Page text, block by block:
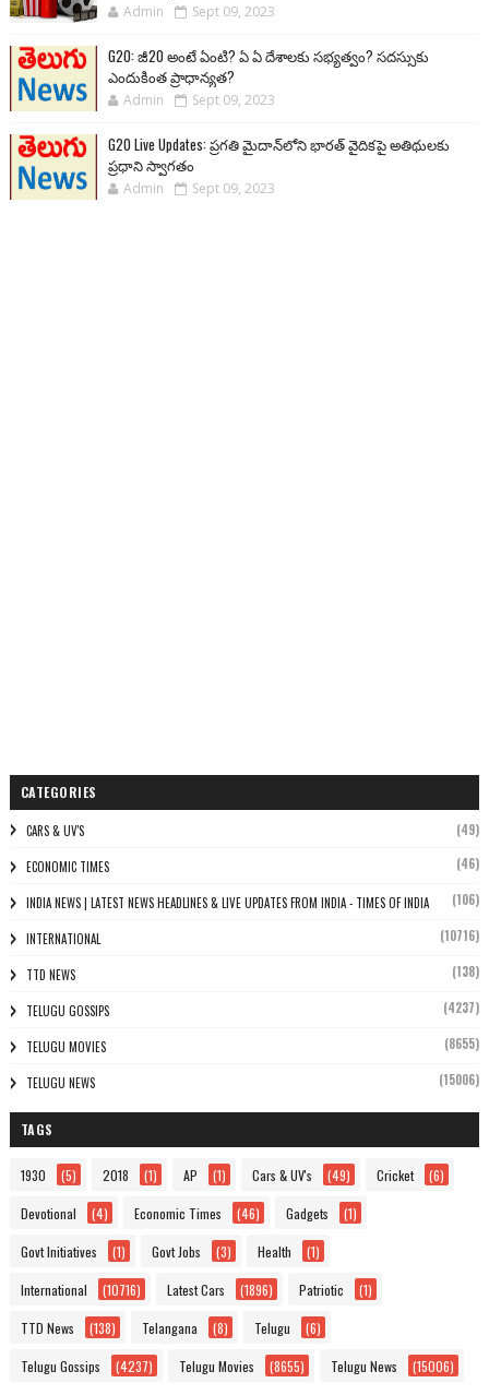
Admin Sept 09, 2023
G20: జీ20 అంటే ఏంటి? ఏ ఏ దేశాలకు సభ్యత్వం? సదస్సుకు
ఎందుకింత ప్రాధాన్యత?
Admin Sept 09, 2023
G20 Live Updates: ప్రగతి మైదాన్‌లోని భారత్ వైదికపై అతిథులకు
ప్రధాని స్వాగతం
Admin Sept 09, 2023
CATEGORIES
CARS & UV'S (49)
ECONOMIC TIMES (46)
INDIA NEWS | LATEST NEWS HEADLINES & LIVE UPDATES FROM INDIA - TIMES OF INDIA (106)
INTERNATIONAL (10716)
TTD NEWS (138)
TELUGU GOSSIPS (4237)
TELUGU MOVIES (8655)
TELUGU NEWS (15006)
TAGS
1930 (5) 2018 (1) AP (1) Cars & UV's (49) Cricket (6)
Devotional (4) Economic Times (46) Gadgets (1)
Govt Initiatives (1) Govt Jobs (3) Health (1)
International (10716) Latest Cars (1896) Patriotic (1)
TTD News (138) Telangana (8) Telugu (6)
Telugu Gossips (4237) Telugu Movies (8655) Telugu News (15006)